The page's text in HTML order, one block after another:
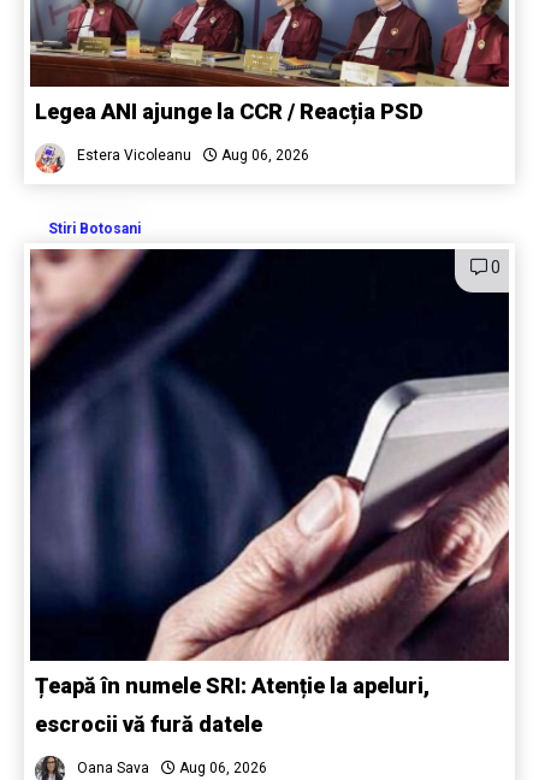
Legea ANI ajunge la CCR / Reacția PSD
Estera Vicoleanu Aug 06, 2026
Stiri Botosani
0
Țeapă în numele SRI: Atenție la apeluri,
escrocii vă fură datele
Oana Sava Aug 06, 2026